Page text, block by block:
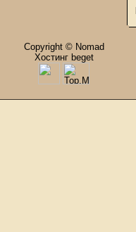
Copyright © Nomad
Хостинг beget